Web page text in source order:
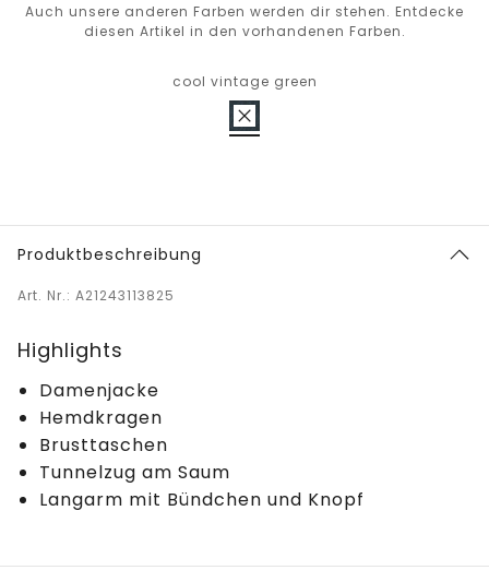
Auch unsere anderen Farben werden dir stehen. Entdecke
diesen Artikel in den vorhandenen Farben.
cool vintage green
Produktbeschreibung
Art. Nr.: A21243113825
Highlights
Damenjacke
Hemdkragen
Brusttaschen
Tunnelzug am Saum
Langarm mit Bündchen und Knopf